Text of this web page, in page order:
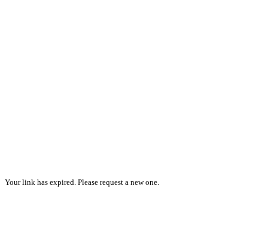
Your link has expired. Please request a new one.